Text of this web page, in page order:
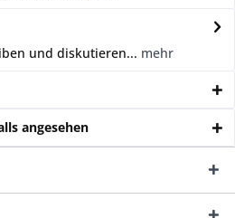
und diskutieren... mehr
angesehen